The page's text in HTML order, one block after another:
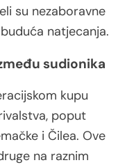
su nezaboravne
natjecanja.
sudionika
kupu
poput
i Čilea. Ove
na raznim